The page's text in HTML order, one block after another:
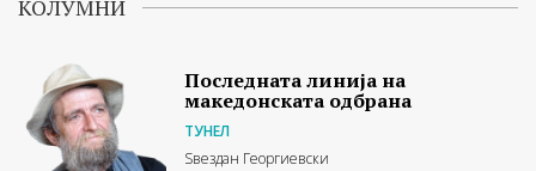
КОЛУМНИ
Последната линија на
македонската одбрана
ТУНЕЛ
Ѕвездан Георгиевски